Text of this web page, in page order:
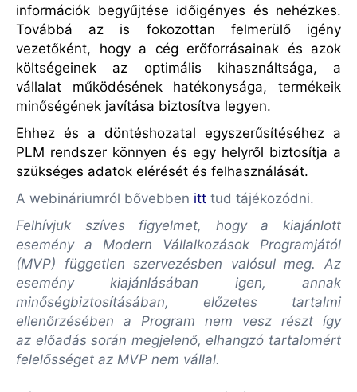
információk begyűjtése időigényes és nehézkes.
Továbbá az is fokozottan felmerülő igény
vezetőként, hogy a cég erőforrásainak és azok
költségeinek az optimális kihasználtsága, a
vállalat működésének hatékonysága, termékeik
minőségének javítása biztosítva legyen.
Ehhez és a döntéshozatal egyszerűsítéséhez a
PLM rendszer könnyen és egy helyről biztosítja a
szükséges adatok elérését és felhasználását.
A webináriumról bővebben itt tud tájékozódni.
Felhívjuk szíves figyelmet, hogy a kiajánlott
esemény a Modern Vállalkozások Programjától
(MVP) független szervezésben valósul meg. Az
esemény kiajánlásában igen, annak
minőségbiztosításában, előzetes tartalmi
ellenőrzésében a Program nem vesz részt így
az előadás során megjelenő, elhangzó tartalomért
felelősséget az MVP nem vállal.